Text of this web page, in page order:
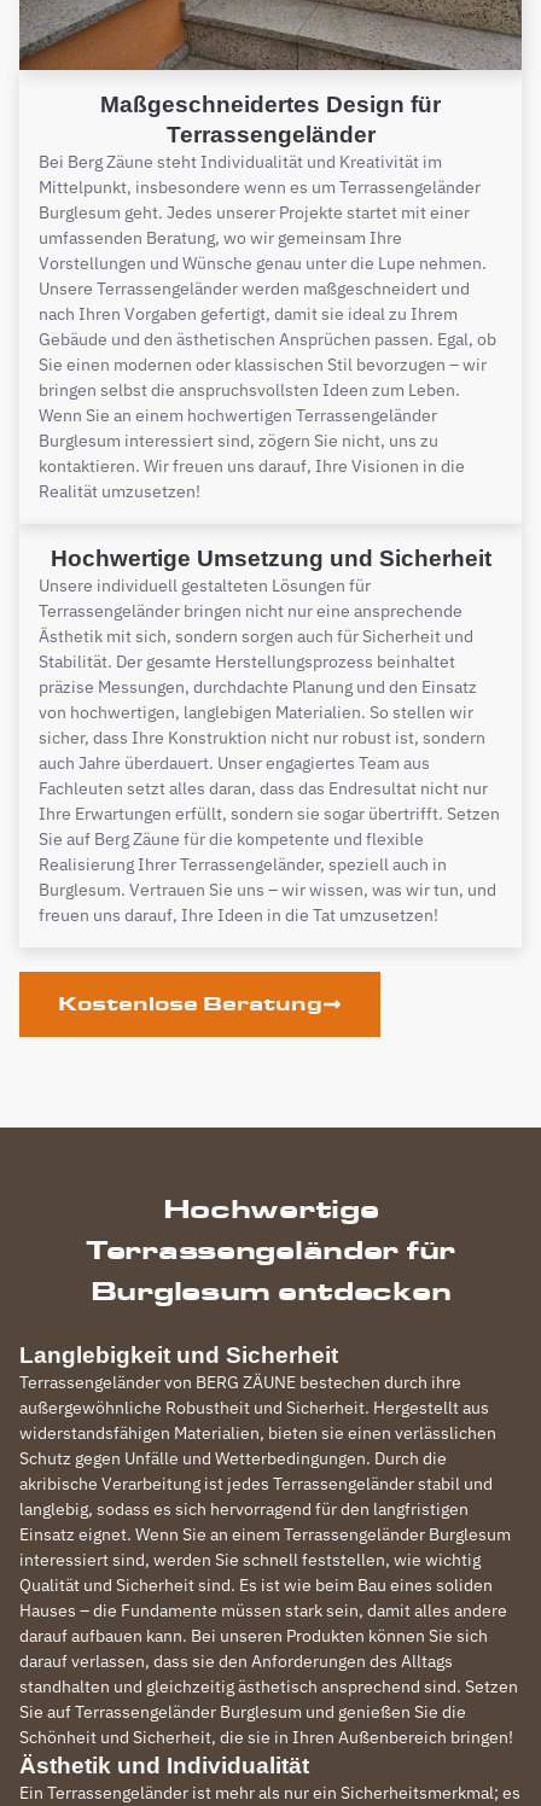
Maßgeschneidertes Design für
Terrassengeländer
Bei Berg Zäune steht Individualität und Kreativität im
Mittelpunkt, insbesondere wenn es um Terrassengeländer
Burglesum geht. Jedes unserer Projekte startet mit einer
umfassenden Beratung, wo wir gemeinsam Ihre
Vorstellungen und Wünsche genau unter die Lupe nehmen.
Unsere Terrassengeländer werden maßgeschneidert und
nach Ihren Vorgaben gefertigt, damit sie ideal zu Ihrem
Gebäude und den ästhetischen Ansprüchen passen. Egal, ob
Sie einen modernen oder klassischen Stil bevorzugen – wir
bringen selbst die anspruchsvollsten Ideen zum Leben.
Wenn Sie an einem hochwertigen Terrassengeländer
Burglesum interessiert sind, zögern Sie nicht, uns zu
kontaktieren. Wir freuen uns darauf, Ihre Visionen in die
Realität umzusetzen!
Hochwertige Umsetzung und Sicherheit
Unsere individuell gestalteten Lösungen für
Terrassengeländer bringen nicht nur eine ansprechende
Ästhetik mit sich, sondern sorgen auch für Sicherheit und
Stabilität. Der gesamte Herstellungsprozess beinhaltet
präzise Messungen, durchdachte Planung und den Einsatz
von hochwertigen, langlebigen Materialien. So stellen wir
sicher, dass Ihre Konstruktion nicht nur robust ist, sondern
auch Jahre überdauert. Unser engagiertes Team aus
Fachleuten setzt alles daran, dass das Endresultat nicht nur
Ihre Erwartungen erfüllt, sondern sie sogar übertrifft. Setzen
Sie auf Berg Zäune für die kompetente und flexible
Realisierung Ihrer Terrassengeländer, speziell auch in
Burglesum. Vertrauen Sie uns – wir wissen, was wir tun, und
freuen uns darauf, Ihre Ideen in die Tat umzusetzen!
Kostenlose Beratung
Hochwertige
Terrassengeländer für
Burglesum entdecken
Langlebigkeit und Sicherheit
Terrassengeländer von BERG ZÄUNE bestechen durch ihre
außergewöhnliche Robustheit und Sicherheit. Hergestellt aus
widerstandsfähigen Materialien, bieten sie einen verlässlichen
Schutz gegen Unfälle und Wetterbedingungen. Durch die
akribische Verarbeitung ist jedes Terrassengeländer stabil und
langlebig, sodass es sich hervorragend für den langfristigen
Einsatz eignet. Wenn Sie an einem Terrassengeländer Burglesum
interessiert sind, werden Sie schnell feststellen, wie wichtig
Qualität und Sicherheit sind. Es ist wie beim Bau eines soliden
Hauses – die Fundamente müssen stark sein, damit alles andere
darauf aufbauen kann. Bei unseren Produkten können Sie sich
darauf verlassen, dass sie den Anforderungen des Alltags
standhalten und gleichzeitig ästhetisch ansprechend sind. Setzen
Sie auf Terrassengeländer Burglesum und genießen Sie die
Schönheit und Sicherheit, die sie in Ihren Außenbereich bringen!
Ästhetik und Individualität
Ein Terrassengeländer ist mehr als nur ein Sicherheitsmerkmal; es